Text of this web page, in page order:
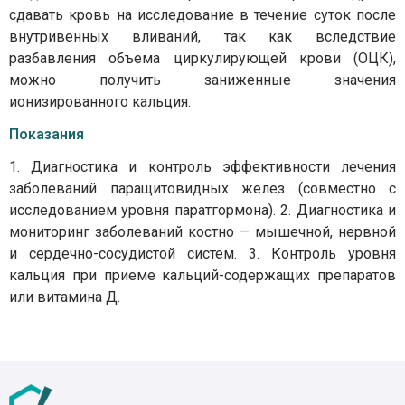
сдавать кровь на исследование в течение суток после
внутривенных вливаний, так как вследствие
разбавления объема циркулирующей крови (ОЦК),
можно получить заниженные значения
ионизированного кальция.
Показания
1. Диагностика и контроль эффективности лечения
заболеваний паращитовидных желез (совместно с
исследованием уровня паратгормона). 2. Диагностика и
мониторинг заболеваний костно — мышечной, нервной
и сердечно-сосудистой систем. 3. Контроль уровня
кальция при приеме кальций-содержащих препаратов
или витамина Д.